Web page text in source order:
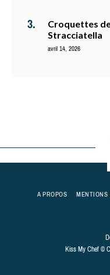
Croquettes
Stracciatella
avril 14, 2026
A PROPOS MENTIONS
Kiss My Chef ©